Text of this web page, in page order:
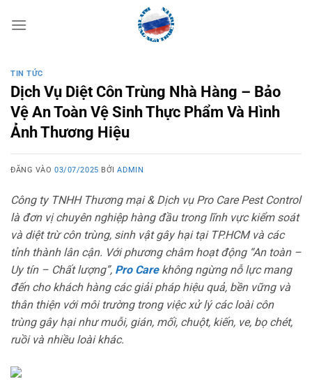
qua
TIN TỨC
Dịch Vụ Diệt Côn Trùng Nhà Hàng – Bảo
Vệ An Toàn Vệ Sinh Thực Phẩm Và Hình
Ảnh Thương Hiệu
ĐĂNG VÀO03/07/2025 BỞIADMIN
Công ty TNHH Thương mại & Dịch vụ Pro Care Pest Control
là đơn vị chuyên nghiệp hàng đầu trong lĩnh vực kiểm soát
và diệt trừ côn trùng, sinh vật gây hại tại TP.HCM và các
tỉnh thành lân cận. Với phương châm hoạt động “An toàn –
Uy tín – Chất lượng”, Pro Care không ngừng nỗ lực mang
đến cho khách hàng các giải pháp hiệu quả, bền vững và
thân thiện với môi trường trong việc xử lý các loài côn
trùng gây hại như muỗi, gián, mối, chuột, kiến, ve, bọ chét,
ruồi và nhiều loài khác.